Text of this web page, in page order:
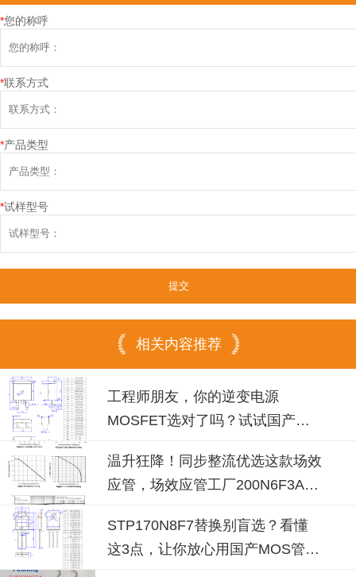
*您的称呼
*联系方式
*产品类型
*试样型号
相关内容推荐
工程师朋友，你的逆变电源
MOSFET选对了吗？试试国产
温升狂降！同步整流优选这款场效
应管，场效应管工厂200N6F3A可
STP170N8F7替换别盲选？看懂
这3点，让你放心用国产MOS管替